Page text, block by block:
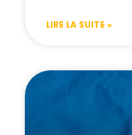
LIRE LA SUITE »